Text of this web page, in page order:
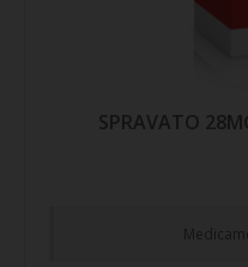
SPRAVATO